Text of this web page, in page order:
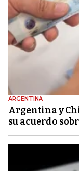
ARGENTINA
Argentina y
su acuerdo